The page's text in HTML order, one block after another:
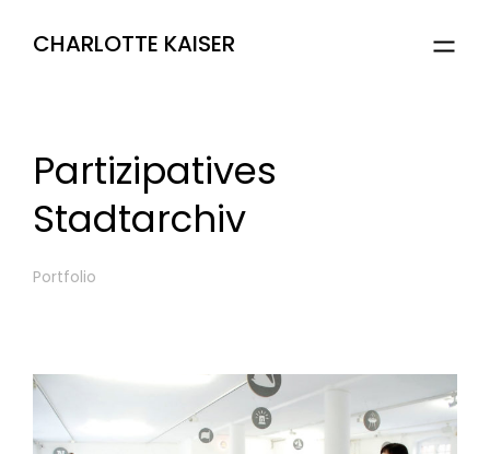
CHARLOTTE KAISER
Partizipatives
Stadtarchiv
Portfolio